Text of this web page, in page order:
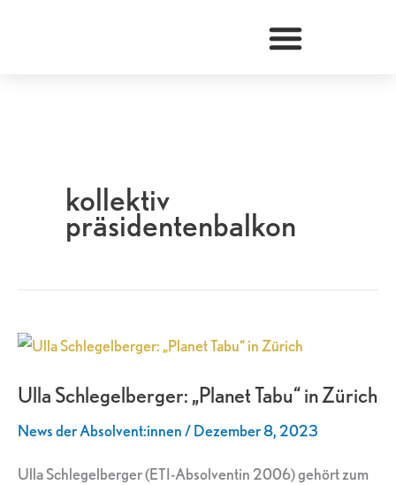
kollektiv
präsidentenbalkon
Ulla Schlegelberger: „Planet Tabu“ in Zürich
News der Absolvent:innen/Dezember 8, 2023
Ulla Schlegelberger (ETI-Absolventin 2006) gehört zum
Ulla
„Planet
Zürich